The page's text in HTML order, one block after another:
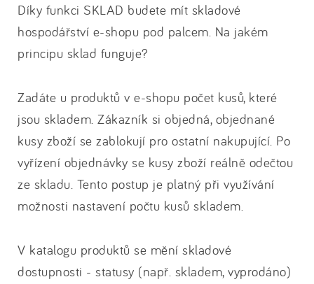
Díky funkci SKLAD budete mít skladové
hospodářství e-shopu pod palcem. Na jakém
principu sklad funguje?
Zadáte u produktů v e-shopu počet kusů, které
jsou skladem. Zákazník si objedná, objednané
kusy zboží se zablokují pro ostatní nakupující. Po
vyřízení objednávky se kusy zboží reálně odečtou
ze skladu. Tento postup je platný při využívání
možnosti nastavení počtu kusů skladem.
V katalogu produktů se mění skladové
dostupnosti - statusy (např. skladem, vyprodáno)